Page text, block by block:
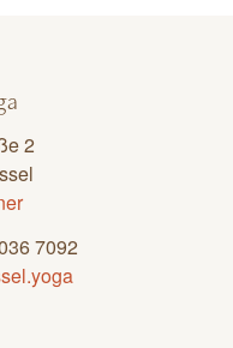
2
7092